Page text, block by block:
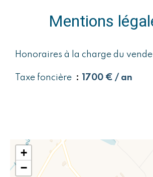
Mentions
Honoraires à la charge du
Taxe foncière 1700 € / an
+
−